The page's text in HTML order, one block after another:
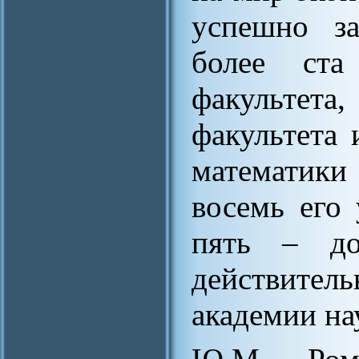
успешно
более ста
факультета
восемь его
пять –
академии